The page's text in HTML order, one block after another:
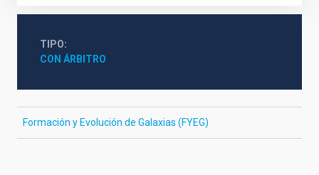
TIPO
CON ÁRBITRO
Formación y Evolución de Galaxias (FYEG)